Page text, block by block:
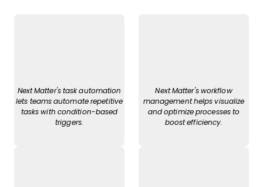
Next Matter's task automation
lets teams automate repetitive
tasks with condition-based
triggers.
Next Matter's workflow
management helps visualize
and optimize processes to
boost efficiency.